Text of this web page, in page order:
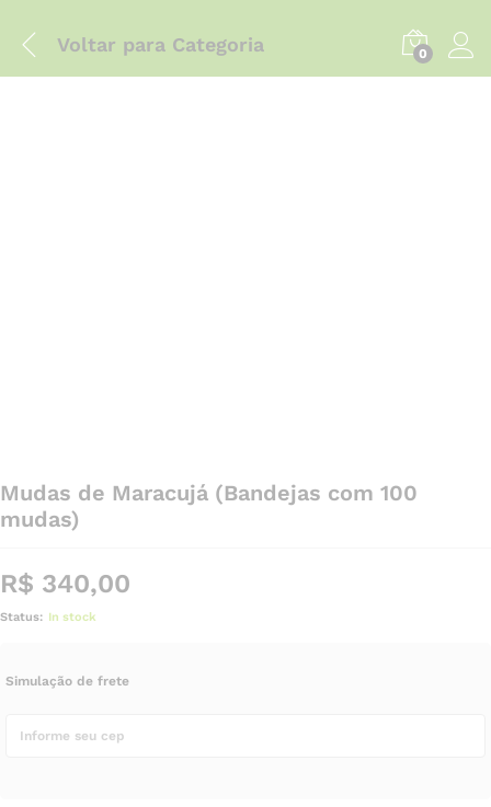
Voltar para Categoria 0
Mudas de Maracujá (Bandejas com 100
mudas)
R$ 340,00
Status: In stock
Simulação de frete